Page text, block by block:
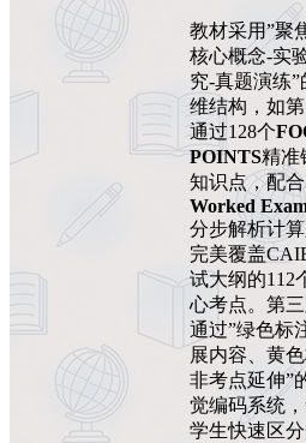
教材采用”聚
核心概念-实
究-真题演练”
维结构，如
通过128个
POINTS精准
知识点，配
Worked
分步解析计算
完美覆盖
试大纲的112
心考点。第三
通过”绿色标
展内容、黄
非考点延伸”
觉编码系统
学生快速区